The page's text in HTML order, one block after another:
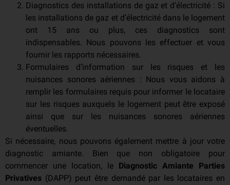
Diagnostics des installations de gaz et d’électricité : Si
les installations de gaz et d’électricité dans le logement
ont 15 ans ou plus, ces diagnostics sont
indispensables. Nous pouvons les effectuer et vous
fournir les rapports nécessaires.
Formulaires d’information sur les risques et les
nuisances sonores aériennes : Nous vous aidons à
remplir les formulaires requis pour informer le locataire
sur les risques auxquels le logement peut être exposé
ainsi que sur les nuisances sonores aériennes
éventuelles.
Si nécessaire, nous pouvons également mettre à jour votre
diagnostic amiante. Bien que non obligatoire pour
commencer une location, le Diagnostic Amiante Parties
Privatives (DAPP) peut être demandé par les locataires en